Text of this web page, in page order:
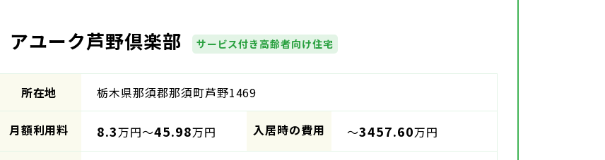
アユーク芦野倶楽部 サービス付き高齢者向け住宅
所在地 栃木県那須郡那須町芦野1469
月額利用料 8.3万円～45.98万円 入居時の費用 ～3457.60万円